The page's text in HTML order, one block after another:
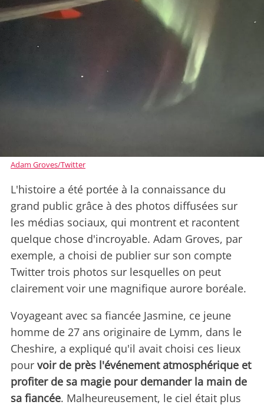
Adam Groves/Twitter
L'histoire a été portée à la connaissance du
grand public grâce à des photos diffusées sur
les médias sociaux, qui montrent et racontent
quelque chose d'incroyable. Adam Groves, par
exemple, a choisi de publier sur son compte
Twitter trois photos sur lesquelles on peut
clairement voir une magnifique aurore boréale.
Voyageant avec sa fiancée Jasmine, ce jeune
homme de 27 ans originaire de Lymm, dans le
Cheshire, a expliqué qu'il avait choisi ces lieux
pour voir de près l'événement atmosphérique et
profiter de sa magie pour demander la main de
sa fiancée. Malheureusement, le ciel était plus